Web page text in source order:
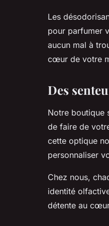
Les
pour parfumer
aucun mal à
cœur de votre
Des
Notre boutique
de faire de
cette optique
personnaliser
Chez nous,
identité
détente au